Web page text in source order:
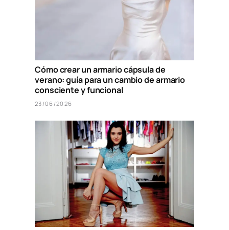
Cómo crear un armario cápsula de
verano: guía para un cambio de armario
consciente y funcional
23/06/2026